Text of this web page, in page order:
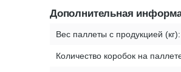
Дополнительная
Вес паллеты с продукцией (кг):
Количество коробок на